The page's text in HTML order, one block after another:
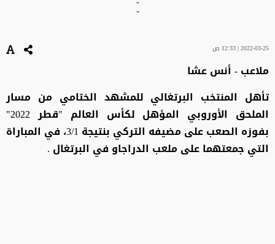
"
"
2022-03-25 | 12:33 ص
ملاعب - أنس عشا
تأهل المنتخب البرتغالي للمشهد الختامي من مسار
الملحق الأوروبي المؤهل لكأس العالم "قطر 2022"
بفوزه الصعب على مضيفه التركي بنتيجة 3/1، في المباراة
التي جمعتهما على ملعب الدراجاو في البرتغال .